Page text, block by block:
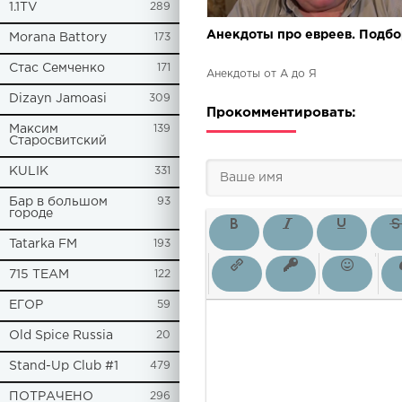
1.1TV 289
Morana Battory 173
Стас Семченко 171
Dizayn Jamoasi 309
Максим
Старосвитский
139
KULIK 331
Бар в большом
городе
93
Tatarka FM 193
715 TEAM 122
ЕГОР 59
Old Spice Russia 20
Stand-Up Club #1 479
ПОТРАЧЕНО 296
Анекдоты про евреев.
Анекдоты от А до Я
Прокомментировать: